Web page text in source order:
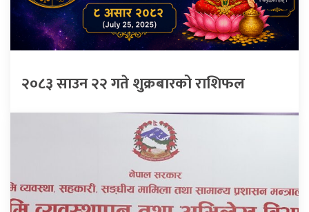
२०८३ साउन २२ गते शुक्रबारको राशिफल